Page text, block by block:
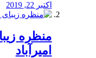
اکتبر 22, 2019
منظره‌‌
امیرآباد